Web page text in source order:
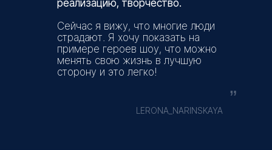
реализацию, творчество.
Сейчас я вижу, что многие люди
страдают. Я хочу показать на
примере героев шоу, что можно
менять свою жизнь в лучшую
сторону и это легко!
“
LERONA_NARINSKAYA